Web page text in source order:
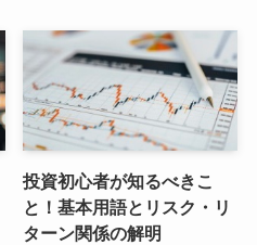
投資初心者が知るべきこ
と！基本用語とリスク・リ
ターン関係の解明